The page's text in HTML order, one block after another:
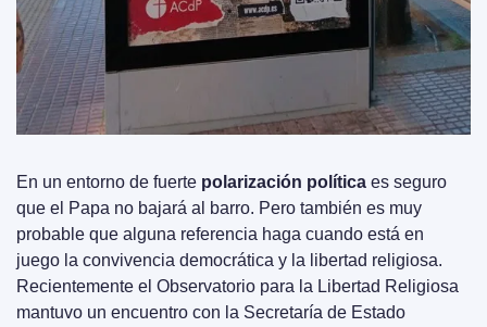
En un entorno de fuerte polarización política es seguro
que el Papa no bajará al barro. Pero también es muy
probable que alguna referencia haga cuando está en
juego la convivencia democrática y la libertad religiosa.
Recientemente el Observatorio para la Libertad Religiosa
mantuvo un encuentro con la Secretaría de Estado